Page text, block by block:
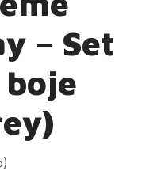
– Set
boje